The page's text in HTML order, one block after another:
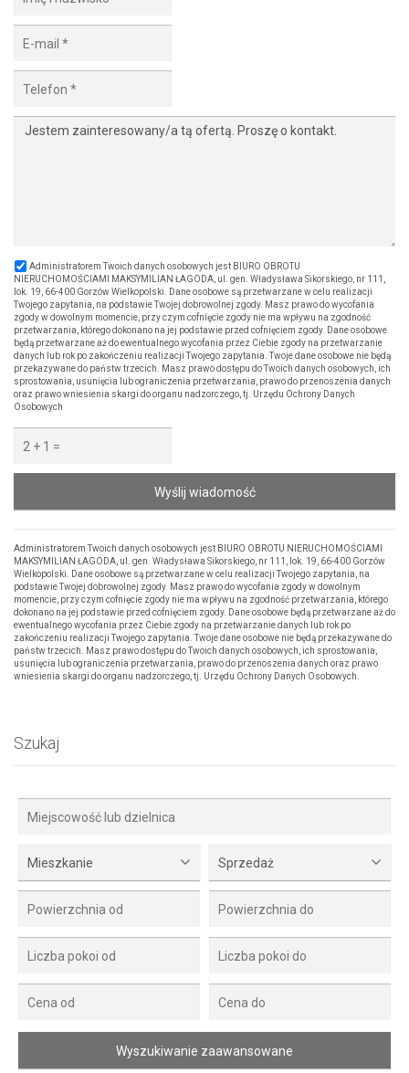
Administratorem Twoich danych osobowych jest BIURO OBROTU
NIERUCHOMOŚCIAMI MAKSYMILIAN ŁAGODA, ul. gen. Władysława Sikorskiego, nr 111,
lok. 19, 66-400 Gorzów Wielkopolski. Dane osobowe są przetwarzane w celu realizacji
Twojego zapytania, na podstawie Twojej dobrowolnej zgody. Masz prawo do wycofania
zgody w dowolnym momencie, przy czym cofnięcie zgody nie ma wpływu na zgodność
przetwarzania, którego dokonano na jej podstawie przed cofnięciem zgody. Dane osobowe
będą przetwarzane aż do ewentualnego wycofania przez Ciebie zgody na przetwarzanie
danych lub rok po zakończeniu realizacji Twojego zapytania. Twoje dane osobowe nie będą
przekazywane do państw trzecich. Masz prawo dostępu do Twoich danych osobowych, ich
sprostowania, usunięcia lub ograniczenia przetwarzania, prawo do przenoszenia danych
oraz prawo wniesienia skargi do organu nadzorczego, tj. Urzędu Ochrony Danych
Osobowych
Wyślij wiadomość
Administratorem Twoich danych osobowych jest BIURO OBROTU NIERUCHOMOŚCIAMI
MAKSYMILIAN ŁAGODA, ul. gen. Władysława Sikorskiego, nr 111, lok. 19, 66-400 Gorzów
Wielkopolski. Dane osobowe są przetwarzane w celu realizacji Twojego zapytania, na
podstawie Twojej dobrowolnej zgody. Masz prawo do wycofania zgody w dowolnym
momencie, przy czym cofnięcie zgody nie ma wpływu na zgodność przetwarzania, którego
dokonano na jej podstawie przed cofnięciem zgody. Dane osobowe będą przetwarzane aż do
ewentualnego wycofania przez Ciebie zgody na przetwarzanie danych lub rok po
zakończeniu realizacji Twojego zapytania. Twoje dane osobowe nie będą przekazywane do
państw trzecich. Masz prawo dostępu do Twoich danych osobowych, ich sprostowania,
usunięcia lub ograniczenia przetwarzania, prawo do przenoszenia danych oraz prawo
wniesienia skargi do organu nadzorczego, tj. Urzędu Ochrony Danych Osobowych.
Szukaj
Mieszkanie Sprzedaż